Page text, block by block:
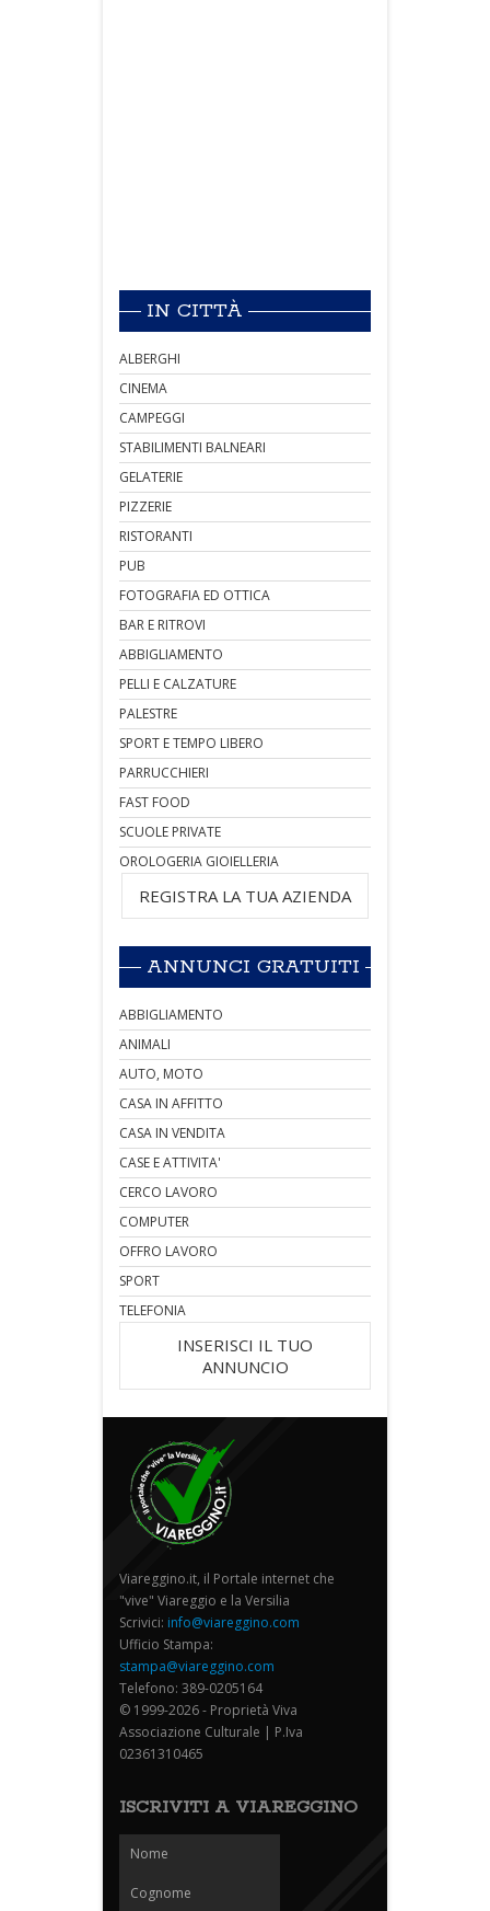
IN CITTÀ
ALBERGHI
CINEMA
CAMPEGGI
STABILIMENTI BALNEARI
GELATERIE
PIZZERIE
RISTORANTI
PUB
FOTOGRAFIA ED OTTICA
BAR E RITROVI
ABBIGLIAMENTO
PELLI E CALZATURE
PALESTRE
SPORT E TEMPO LIBERO
PARRUCCHIERI
FAST FOOD
SCUOLE PRIVATE
OROLOGERIA GIOIELLERIA
REGISTRA LA TUA AZIENDA
ANNUNCI GRATUITI
ABBIGLIAMENTO
ANIMALI
AUTO, MOTO
CASA IN AFFITTO
CASA IN VENDITA
CASE E ATTIVITA'
CERCO LAVORO
COMPUTER
OFFRO LAVORO
SPORT
TELEFONIA
INSERISCI IL TUO
ANNUNCIO
Viareggino.it, il Portale internet che
"vive" Viareggio e la Versilia
Scrivici: info@viareggino.com
Ufficio Stampa:
stampa@viareggino.com
Telefono: 389-0205164
© 1999-2026 - Proprietà Viva
Associazione Culturale | P.Iva
02361310465
ISCRIVITI A VIAREGGINO